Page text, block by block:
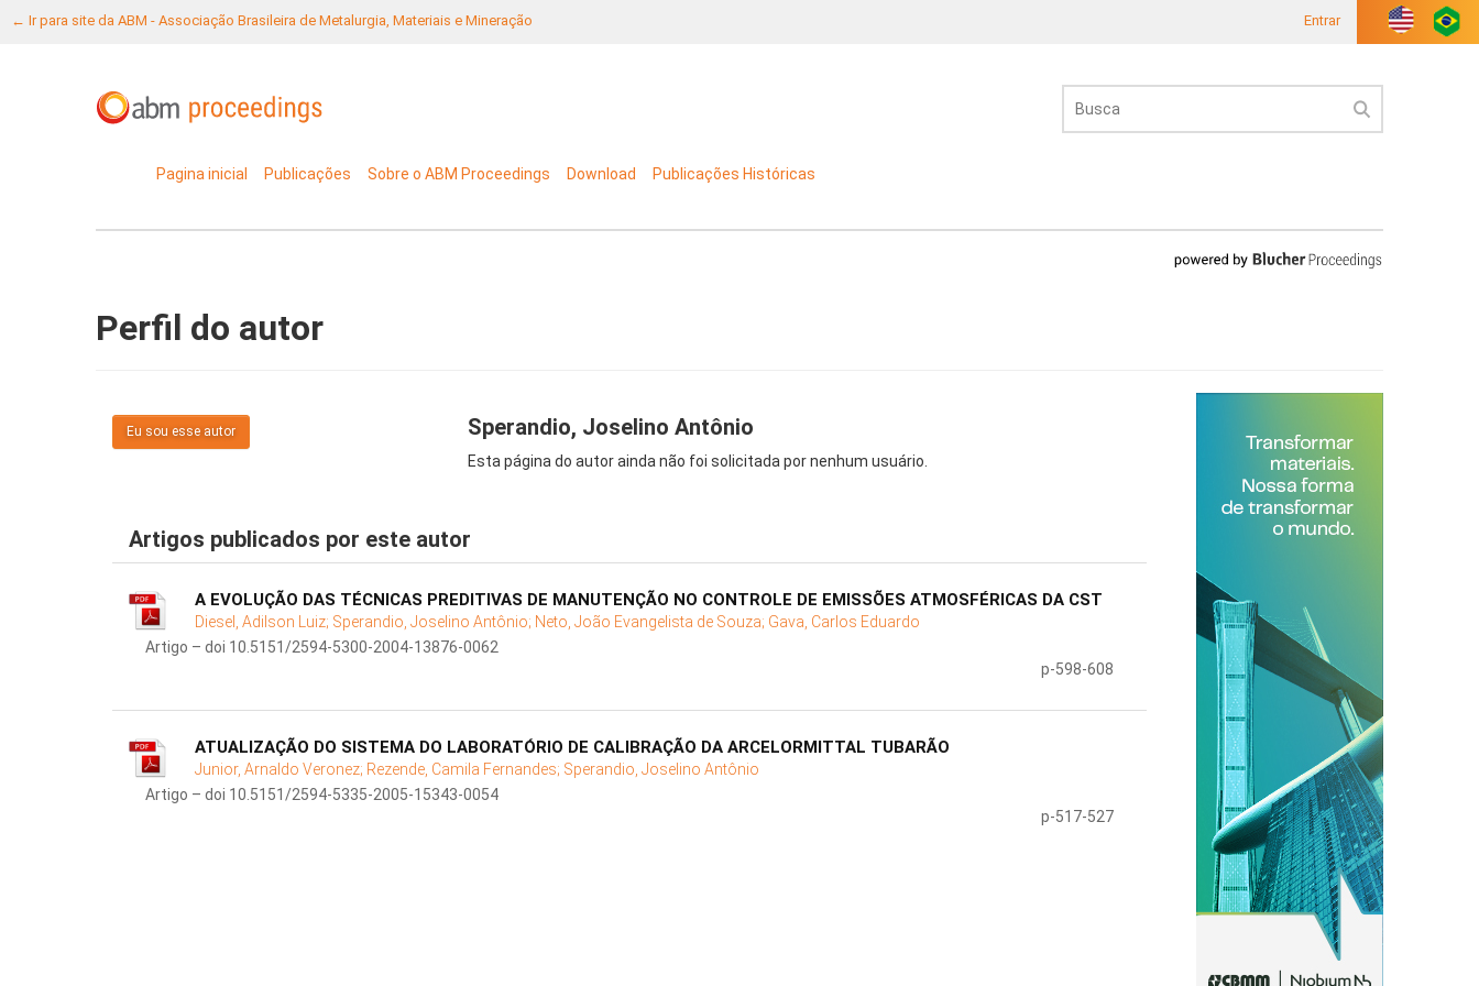
← Ir para site da ABM - Associação Brasileira de Metalurgia, Materiais e Mineração Entrar
Pagina inicial Publicações Sobre o ABM Proceedings Download Publicações Históricas
Perfil do autor
Eu sou esse autor Sperandio, Joselino Antônio
Esta página do autor ainda não foi solicitada por nenhum usuário.
Artigos publicados por este autor
A EVOLUÇÃO DAS TÉCNICAS PREDITIVAS DE MANUTENÇÃO NO CONTROLE DE EMISSÕES ATMOSFÉRICAS DA CST
Diesel, Adilson Luiz; Sperandio, Joselino Antônio; Neto, João Evangelista de Souza; Gava, Carlos Eduardo
Artigo – doi 10.5151/2594-5300-2004-13876-0062
p-598-608
ATUALIZAÇÃO DO SISTEMA DO LABORATÓRIO DE CALIBRAÇÃO DA ARCELORMITTAL TUBARÃO
Junior, Arnaldo Veronez; Rezende, Camila Fernandes; Sperandio, Joselino Antônio
Artigo – doi 10.5151/2594-5335-2005-15343-0054
p-517-527